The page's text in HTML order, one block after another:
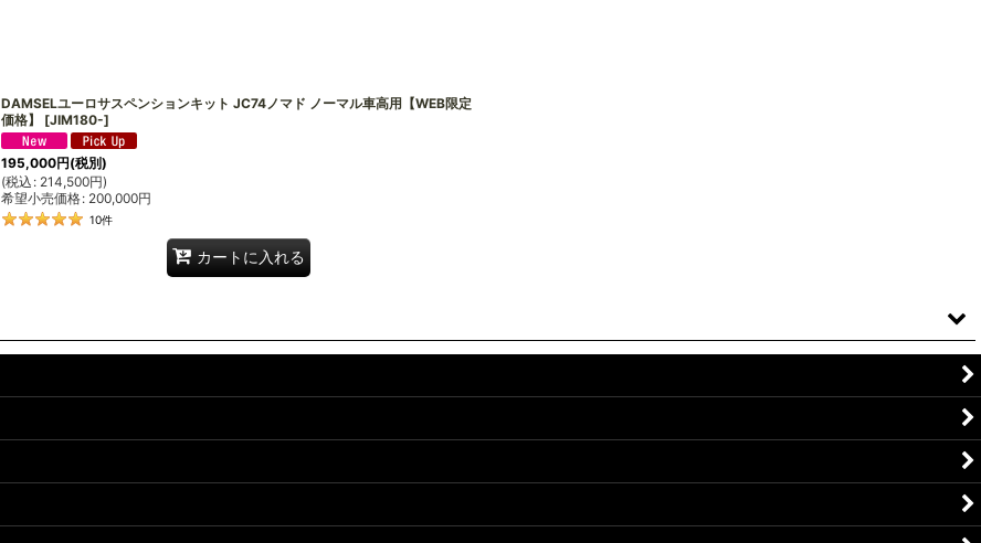
DAMSELユーロサスペンションキット JC74ノマド ノーマル車高用【WEB限定
価格】
[JIM180-]
195,000円(税別)
(税込 : 214,500円)
希望小売価格: 200,000円
10件
カートに入れる